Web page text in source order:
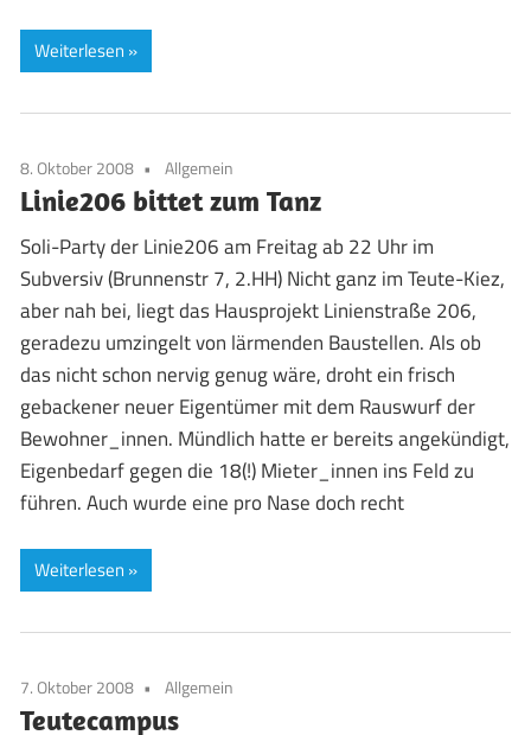
Weiterlesen
8. Oktober 2008 Allgemein
Linie206 bittet zum Tanz
Soli-Party der Linie206 am Freitag ab 22 Uhr im
Subversiv (Brunnenstr 7, 2.HH) Nicht ganz im Teute-Kiez,
aber nah bei, liegt das Hausprojekt Linienstraße 206,
geradezu umzingelt von lärmenden Baustellen. Als ob
das nicht schon nervig genug wäre, droht ein frisch
gebackener neuer Eigentümer mit dem Rauswurf der
Bewohner_innen. Mündlich hatte er bereits angekündigt,
Eigenbedarf gegen die 18(!) Mieter_innen ins Feld zu
führen. Auch wurde eine pro Nase doch recht
Weiterlesen
7. Oktober 2008 Allgemein
Teutecampus